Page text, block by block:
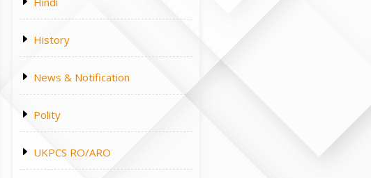
History
News & Notification
Polity
UKPCS RO/ARO